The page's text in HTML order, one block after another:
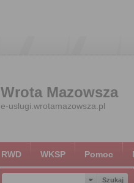
Wrota Mazowsza
e-uslugi.wrotamazowsza.pl
RWD WKSP Pomoc